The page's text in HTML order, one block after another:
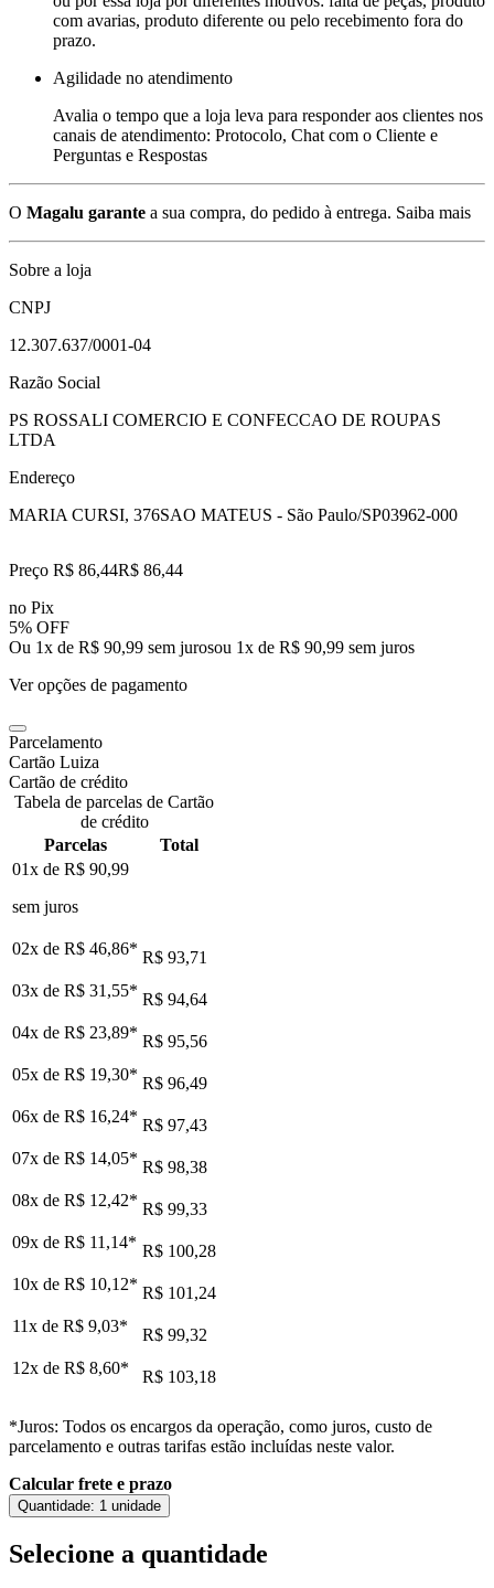
com avarias, produto diferente ou pelo recebimento fora do
prazo.
Agilidade no atendimento
Avalia o tempo que a loja leva para responder aos clientes nos
canais de atendimento: Protocolo, Chat com o Cliente e
Perguntas e Respostas
O Magalu garante a sua compra, do pedido à entrega. Saiba mais
Sobre a loja
CNPJ
12.307.637/0001-04
Razão Social
PS ROSSALI COMERCIO E CONFECCAO DE ROUPAS
LTDA
Endereço
MARIA CURSI, 376SAO MATEUS - São Paulo/SP03962-000
Preço R$ 86,44R$ 86,44
no Pix
5% OFF
Ou 1x de R$ 90,99 sem jurosou 1x de R$ 90,99 sem juros
Ver opções de pagamento
Parcelamento
Cartão Luiza
Cartão de crédito
Tabela de parcelas de Cartão
de crédito
Parcelas
Total
01x de R$ 90,99
sem juros
02x de R$ 46,86* R$ 93,71
03x de R$ 31,55* R$ 94,64
04x de R$ 23,89* R$ 95,56
05x de R$ 19,30* R$ 96,49
06x de R$ 16,24* R$ 97,43
07x de R$ 14,05* R$ 98,38
08x de R$ 12,42* R$ 99,33
09x de R$ 11,14* R$ 100,28
10x de R$ 10,12* R$ 101,24
11x de R$ 9,03*
R$ 99,32
12x de R$ 8,60* R$ 103,18
*Juros: Todos os encargos da operação, como juros, custo de
parcelamento e outras tarifas estão incluídas neste valor.
Calcular frete e prazo
Quantidade: 1 unidade
Selecione a quantidade